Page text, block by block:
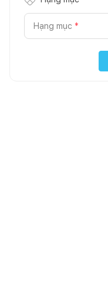
Hạng mục *